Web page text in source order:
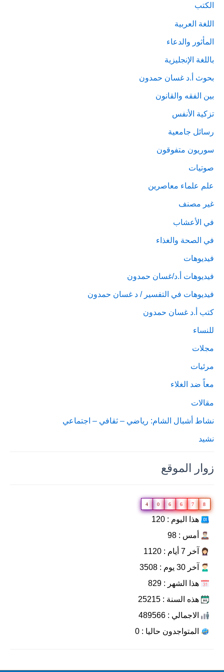
الكتب
اللغة العربية
المأثور والدعاء
باللغة الإنجليزية
بحوث أ.د غسان حمدون
بين الفقه والقانون
تزكية الأنفس
رسائل جامعية
سوريون متفوقون
صوتيات
علم علماء معاصرين
غير مصنف
في الأعشاب
في الصحة والغذاء
فيديوهات
فيديوهات أ.د/غسان حمدون
فيديوهات في التفسير / د غسان حمدون
كتب أ.د غسان حمدون
للنساء
مجلات
مرئيات
معاً ضد الغلاء
مقالات
نشاط أشبال الشام: رياضي – ثقافي – اجتماعي
نشيد
زوار الموقع
4 0 6 6 7 8
هذا اليوم : 120
أمس : 98
آخر 7 أيام : 1120
آخر 30 يوم : 3508
هذا الشهر : 829
هذه السنة : 25215
الاجمالي : 489566
المتواجدون حاليا : 0